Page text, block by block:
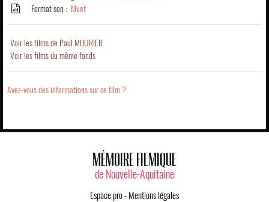
Format son : Muet
Voir les films de Paul MOURIER
Voir les films du même fonds
Avez-vous des informations sur ce film ?
MÉMOIRE FILMIQUE
de Nouvelle-Aquitaine
Espace pro- Mentions légales